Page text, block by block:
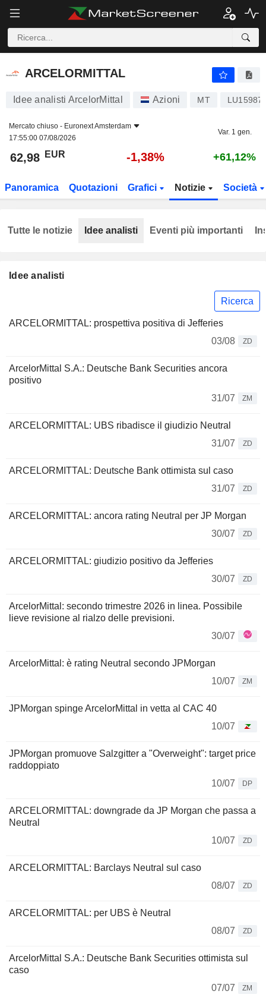
ARCELORMITTAL
ARCELORMITTAL
Idee analisti ArcelorMittal Azioni MT
Mercato chiuso - Euronext Amsterdam
17:55:00 07/08/2026
Var. 1 gen.
62,98 EUR -1,38% +61,12%
Panoramica Quotazioni Grafici Notizie Società
Idee analisti
Ricerca
ARCELORMITTAL: prospettiva positiva di Jefferies
03/08
ZD
ArcelorMittal S.A.: Deutsche Bank Securities ancora
positivo
31/07
ZM
ARCELORMITTAL: UBS ribadisce il giudizio Neutral
31/07
ZD
ARCELORMITTAL: Deutsche Bank ottimista sul caso
31/07
ZD
ARCELORMITTAL: ancora rating Neutral per JP Morgan
30/07
ZD
ARCELORMITTAL: giudizio positivo da Jefferies
30/07
ZD
ArcelorMittal: secondo trimestre 2026 in linea. Possibile
lieve revisione al rialzo delle previsioni.
30/07
ArcelorMittal: è rating Neutral secondo JPMorgan
10/07
ZM
JPMorgan spinge ArcelorMittal in vetta al CAC 40
10/07
JPMorgan promuove Salzgitter a "Overweight": target price
raddoppiato
10/07
DP
ARCELORMITTAL: downgrade da JP Morgan che passa a
Neutral
10/07
ZD
ARCELORMITTAL: Barclays Neutral sul caso
08/07
ZD
ARCELORMITTAL: per UBS è Neutral
08/07
ZD
ArcelorMittal S.A.: Deutsche Bank Securities ottimista sul
caso
07/07
ZM
Tutte le notizie Idee analisti Eventi più importanti